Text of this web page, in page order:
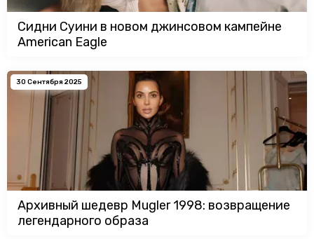
Сидни Суини в новом джинсовом кампейне
American Eagle
30 Сентября 2025
Архивный шедевр Mugler 1998: возвращение
легендарного образа